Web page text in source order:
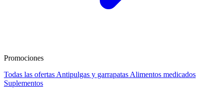
Promociones
Todas las ofertas Antipulgas y garrapatas Alimentos medicados
Suplementos